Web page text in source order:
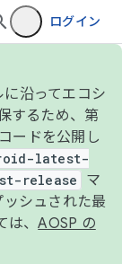
ログイン
沿ってエコシ
するため、第
ードを公開し
latest-
release
マ
シュされた最
は、AOSP の